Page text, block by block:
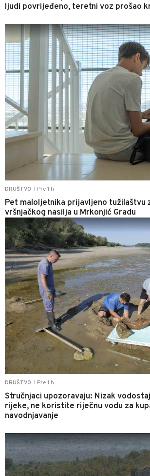
ljudi povrijeđeno, teretni voz prošao
DRUŠTVO Pre 1 h
Pet maloljetnika prijavljeno tužilaštvu
vršnjačkog nasilja u Mrkonjić Gradu
DRUŠTVO Pre 1 h
Stručnjaci upozoravaju: Nizak
rijeke, ne koristite riječnu vodu za
navodnjavanje